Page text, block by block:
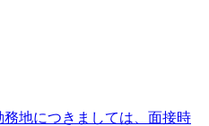
地につきましては、面接時